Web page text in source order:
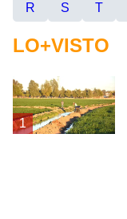
R
S T
LO+VISTO
1